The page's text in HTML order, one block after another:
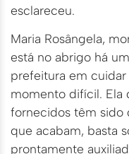
esclareceu.
Maria Rosângela,
está no abrigo há
prefeitura em cuidar
momento difícil. Ela
fornecidos têm sido
que acabam, basta
prontamente